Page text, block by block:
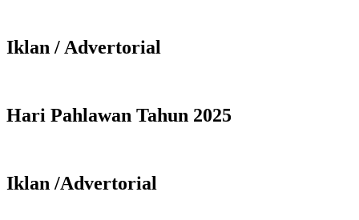
Iklan / Advertorial
Hari Pahlawan Tahun 2025
Iklan /Advertorial